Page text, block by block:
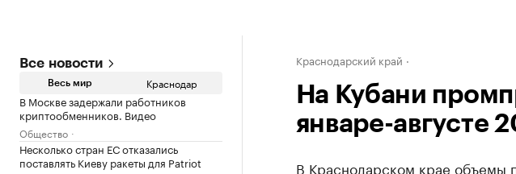
Все новости
Весь мир Краснодар
В Москве задержали работников
криптообменников. Видео
Общество
Несколько стран ЕС отказались
поставлять Киеву ракеты для Patriot
Краснодарский край
На Кубани
январе-августе
В Краснодарском крае объемы